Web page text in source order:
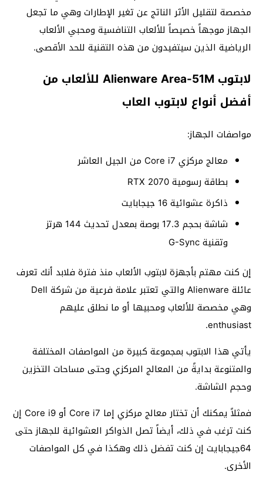
مخصصة لتقليل الأثر الناتج عن تغير الإطارات وهي ما تجعل
الجهاز موجهاً خصيصاً للألعاب التنافسية ومحبي الألعاب
الرياضية الذين سيتفيدون من هذه التقنية للحد الأقصى.
لابتوب Alienware Area-51M للألعاب من
أفضل أنواع لابتوب العاب
مواصفات الجهاز:
معالج مركزي Core i7 من الجيل العاشر
بطاقة رسومية RTX 2070
ذاكرة عشوائية 16 جيجابايت
شاشة بحجم 17.3 بوصة بمعدل تحديث 144 هرتز
وتقنية G-Sync
إن كنت مهتم بأجهزة لابتوب الألعاب منذ فترة فلابد أنك تعرف
عائلة Alienware والتي تعتبر علامة فرعية من شركة Dell
وهي مخصصة للألعاب ومحبيها أو ما نطلق عليهم
enthusiast.
يأتي هذا الابتوب بمجموعة كبيرة من المواصفات المختلفة
والمتنوعة بدايةً من المعالج المركزي وحتى مساحات التخزين
وحجم الشاشة.
فمثلاً يمكنك أن تختار معالج مركزي إما Core i7 أو Core i9 إن
كنت ترغب في ذلك، أيضاً تصل الذواكر العشوائية للجهاز حتى
64جيجابايت إن كنت تفضل ذلك وهكذا في كل المواصفات
الأخرى.